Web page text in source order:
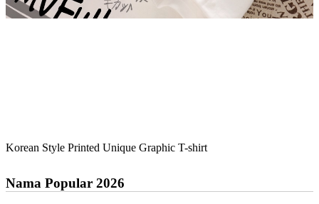
Korean Style Printed Unique Graphic T-shirt
Nama Popular 2026